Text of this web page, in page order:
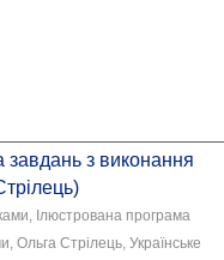
завдань з виконання
Ілюстрована програма
Ольга Стрілець, Українське